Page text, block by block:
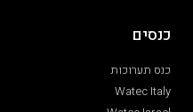
כנסים
כנס תערוכות
Watec Italy